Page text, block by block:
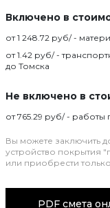
Включено в
от 1 248.72 руб/ -
от 1.42 руб/ -
до Томска
Не включено в
от 765.29 руб/ - работы
Вы можете заключить
устройство покрытия
или приобрести
PDF смета